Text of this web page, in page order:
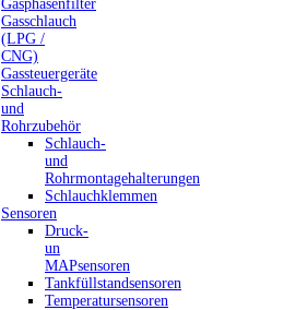
Gasphasenfilter
Gasschlauch
(LPG /
CNG)
Gassteuergeräte
Schlauch-
und
Rohrzubehör
Schlauch-
und
Rohrmontagehalterungen
Schlauchklemmen
Sensoren
Druck-
un
MAPsensoren
Tankfüllstandsensoren
Temperatursensoren